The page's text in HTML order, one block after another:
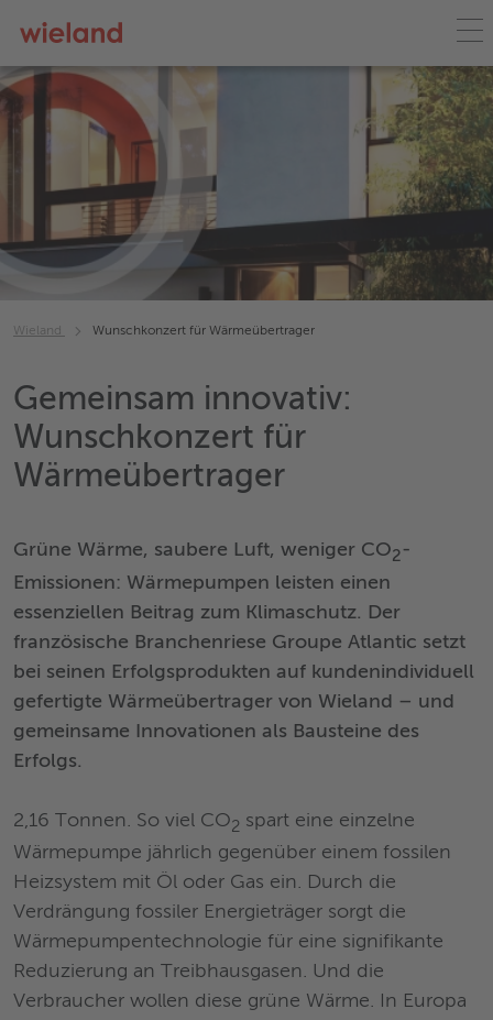
Wieland Wunschkonzert für Wärmeübertrager
Gemeinsam innovativ:
Wunschkonzert für
Wärmeübertrager
Grüne Wärme, saubere Luft, weniger CO2-
Emissionen: Wärmepumpen leisten einen
essenziellen Beitrag zum Klimaschutz. Der
französische Branchenriese Groupe Atlantic setzt
bei seinen Erfolgsprodukten auf kundenindividuell
gefertigte Wärmeübertrager von Wieland – und
gemeinsame Innovationen als Bausteine des
Erfolgs.
2,16 Tonnen. So viel CO2 spart eine einzelne
Wärmepumpe jährlich gegenüber einem fossilen
Heizsystem mit Öl oder Gas ein. Durch die
Verdrängung fossiler Energieträger sorgt die
Wärmepumpentechnologie für eine signifikante
Reduzierung an Treibhausgasen. Und die
Verbraucher wollen diese grüne Wärme. In Europa